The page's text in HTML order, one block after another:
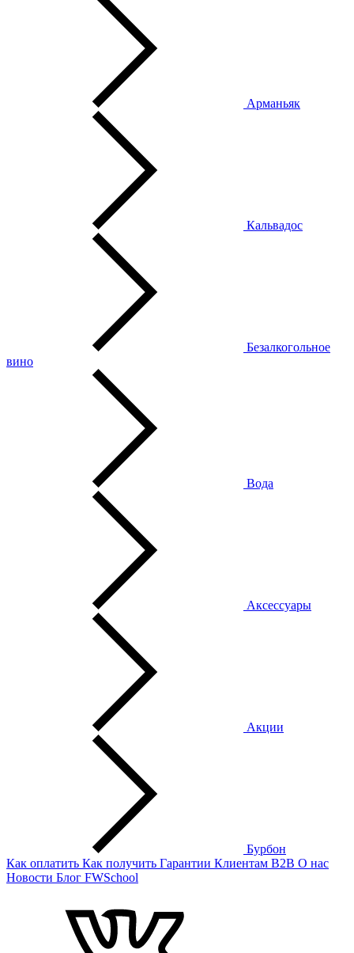
Арманьяк
Кальвадос
Безалкогольное
вино
Вода
Аксессуары
Акции
Бурбон
Как оплатить Как получить Гарантии Клиентам B2B О нас
Новости Блог FWSchool